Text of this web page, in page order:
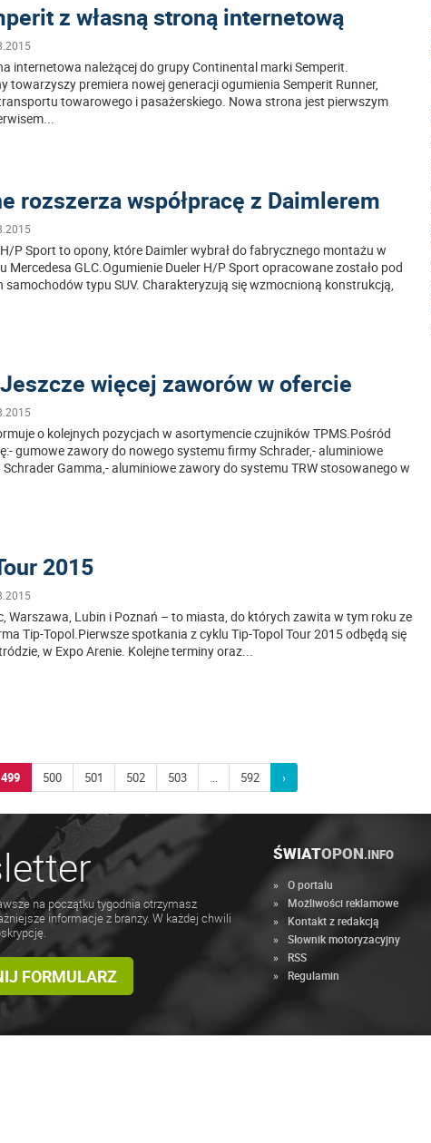
z własną stroną internetową
internetowa należącej do grupy Continental marki Semperit.
towarzyszy premiera nowej generacji ogumienia Semperit Runner,
towarowego i pasażerskiego. Nowa strona jest pierwszym
...
rozszerza współpracę z Daimlerem
P Sport to opony, które Daimler wybrał do fabrycznego montażu w
Mercedesa GLC.Ogumienie Dueler H/P Sport opracowane zostało pod
samochodów typu SUV. Charakteryzują się wzmocnioną konstrukcją,
więcej zaworów w ofercie
o kolejnych pozycjach w asortymencie czujników TPMS.Pośród
gumowe zawory do nowego systemu firmy Schrader,- aluminiowe
Gamma,- aluminiowe zawory do systemu TRW stosowanego w
2015
Warszawa, Lubin i Poznań – to miasta, do których zawita w tym roku ze
Tip-Topol.Pierwsze spotkania z cyklu Tip-Topol Tour 2015 odbędą się
w Expo Arenie. Kolejne terminy oraz...
499 500 501 502 503 ... 592 ›
na początku tygodnia otrzymasz
informacje z branży. W każdej chwili
FORMULARZ
ŚWIATOPON.INFO
O portalu
Możliwości reklamowe
Kontakt z redakcją
Słownik motoryzacyjny
RSS
Regulamin